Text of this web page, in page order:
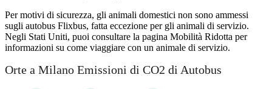
Per motivi di sicurezza, gli animali domestici non sono ammessi
sugli autobus Flixbus, fatta eccezione per gli animali di servizio.
Negli Stati Uniti, puoi consultare la pagina Mobilità Ridotta per
informazioni su come viaggiare con un animale di servizio.
Orte a Milano Emissioni di CO2 di Autobus